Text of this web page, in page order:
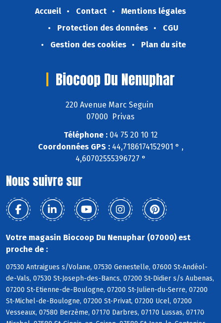
Accueil Contact
Mentions légales
Protection des données
CGU
Gestion des cookies
Plan du site
Biocoop Du Nenuphar
220 Avenue Marc Seguin
07000 Privas
Téléphone :04 75 20 10 12
Coordonnées GPS :44,7186174152901 ° ,
4,60702555396727 °
Nous suivre sur
Votre magasin Biocoop Du Nenuphar (07000) est
proche de :
07530 Antraigues s/Volane, 07530 Genestelle, 07600 St-Andéol-
de-Vals, 07530 St-Joseph-des-Bancs, 07200 St-Didier s/s Aubenas,
07200 St-Etienne-de-Boulogne, 07200 St-Julien-du-Serre, 07200
St-Michel-de-Boulogne, 07200 St-Privat, 07200 Ucel, 07200
Vesseaux, 07580 Berzème, 07170 Darbres, 07170 Lussas, 07170